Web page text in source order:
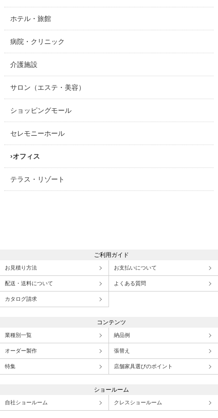
ホテル・旅館
病院・クリニック
介護施設
サロン（エステ・美容）
ショッピングモール
セレモニーホール
オフィス
テラス・リゾート
ご利用ガイド
お見積り方法 お支払いについて
配送・送料について よくある質問
カタログ請求
コンテンツ
業種別一覧 納品例
オーダー製作 張替え
特集 店舗家具選びのポイント
ショールーム
自社ショールーム クレスショールーム